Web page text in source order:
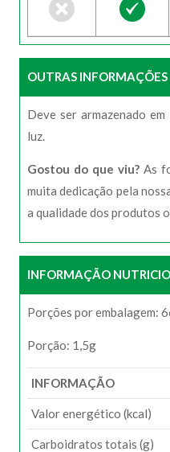
OUTRAS INFORMAÇÕES
Deve ser armazenado
luz.
Gostou do que viu?As
muita dedicação pela
a qualidade dos produtos
INFORMAÇÃO
Porções por embalagem:
Porção: 1,5g
INFORMAÇÃO
Valor energético (kcal)
Carboidratos totais (g)